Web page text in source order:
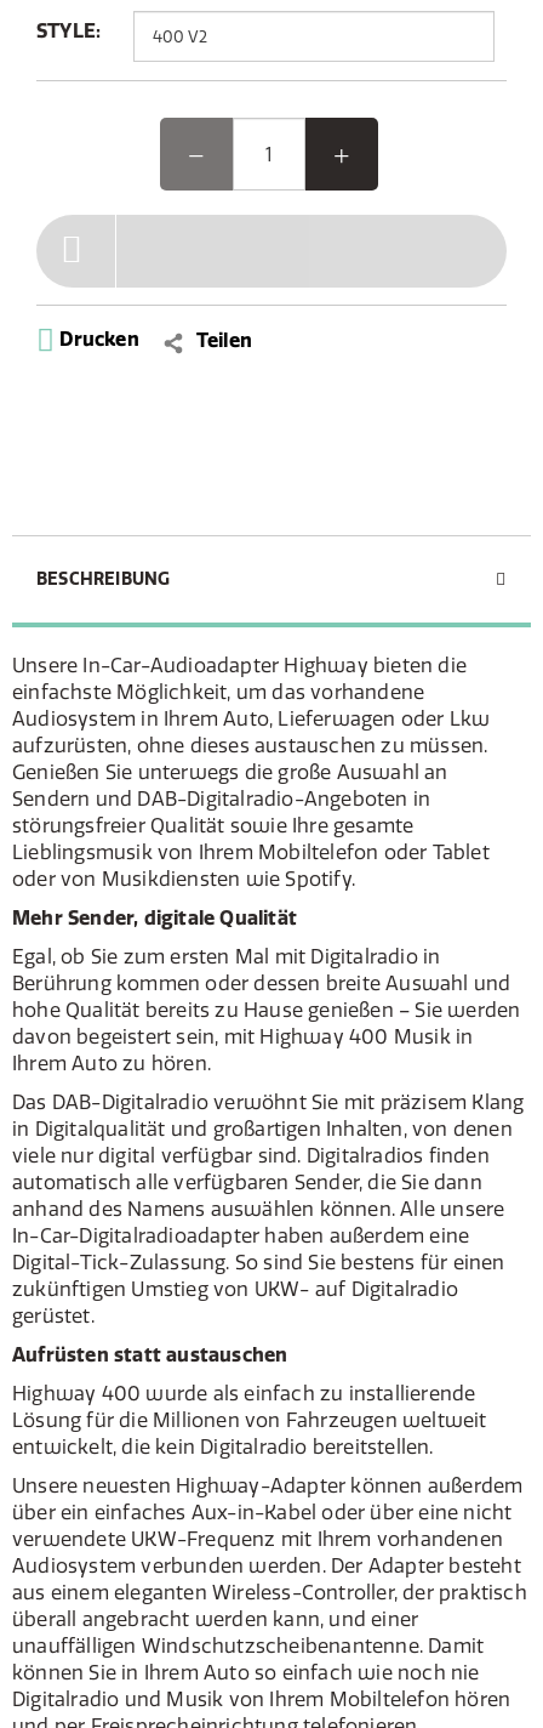
STYLE:
Drucken Teilen
BESCHREIBUNG
Unsere In-Car-Audioadapter Highway bieten die
einfachste Möglichkeit, um das vorhandene
Audiosystem in Ihrem Auto, Lieferwagen oder Lkw
aufzurüsten, ohne dieses austauschen zu müssen.
Genießen Sie unterwegs die große Auswahl an
Sendern und DAB-Digitalradio-Angeboten in
störungsfreier Qualität sowie Ihre gesamte
Lieblingsmusik von Ihrem Mobiltelefon oder Tablet
oder von Musikdiensten wie Spotify.
Mehr Sender, digitale Qualität
Egal, ob Sie zum ersten Mal mit Digitalradio in
Berührung kommen oder dessen breite Auswahl und
hohe Qualität bereits zu Hause genießen – Sie werden
davon begeistert sein, mit Highway 400 Musik in
Ihrem Auto zu hören.
Das DAB-Digitalradio verwöhnt Sie mit präzisem Klang
in Digitalqualität und großartigen Inhalten, von denen
viele nur digital verfügbar sind. Digitalradios finden
automatisch alle verfügbaren Sender, die Sie dann
anhand des Namens auswählen können. Alle unsere
In-Car-Digitalradioadapter haben außerdem eine
Digital-Tick-Zulassung. So sind Sie bestens für einen
zukünftigen Umstieg von UKW- auf Digitalradio
gerüstet.
Aufrüsten statt austauschen
Highway 400 wurde als einfach zu installierende
Lösung für die Millionen von Fahrzeugen weltweit
entwickelt, die kein Digitalradio bereitstellen.
Unsere neuesten Highway-Adapter können außerdem
über ein einfaches Aux-in-Kabel oder über eine nicht
verwendete UKW-Frequenz mit Ihrem vorhandenen
Audiosystem verbunden werden. Der Adapter besteht
aus einem eleganten Wireless-Controller, der praktisch
überall angebracht werden kann, und einer
unauffälligen Windschutzscheibenantenne. Damit
können Sie in Ihrem Auto so einfach wie noch nie
Digitalradio und Musik von Ihrem Mobiltelefon hören